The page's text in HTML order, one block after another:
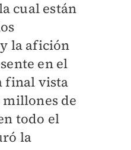
cual están
la afición
en el
final vista
de
todo el
la